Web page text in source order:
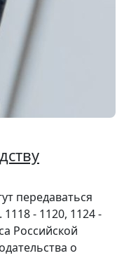
передаваться
1118 - 1120, 1124 -
Российской
о